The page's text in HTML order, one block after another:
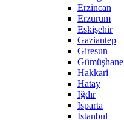
Erzincan
Erzurum
Eskişehir
Gaziantep
Giresun
Gümüşhane
Hakkari
Hatay
Iğdır
Isparta
İstanbul